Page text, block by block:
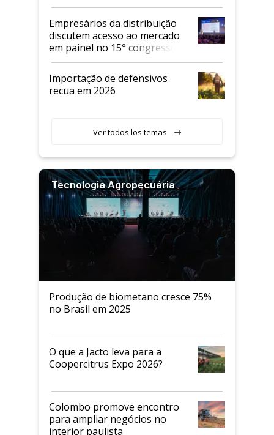
Empresários da distribuição
discutem acesso ao mercado
em painel no 15° congresso
Andav
Importação de defensivos
recua em 2026
Ver todos los temas
Tecnologia Agropecuária
Produção de biometano cresce 75%
no Brasil em 2025
O que a Jacto leva para a
Coopercitrus Expo 2026?
Colombo promove encontro
para ampliar negócios no
interior paulista